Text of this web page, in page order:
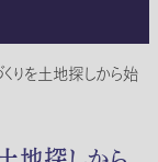
りを土地探しから始